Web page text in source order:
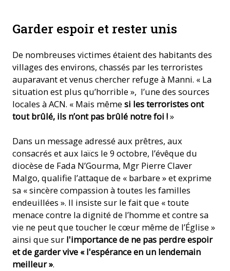
Garder espoir et rester unis
De nombreuses victimes étaient des habitants des
villages des environs, chassés par les terroristes
auparavant et venus chercher refuge à Manni. « La
situation est plus qu’horrible », l’une des sources
locales à ACN. « Mais même si les terroristes ont
tout brûlé, ils n’ont pas brûlé notre foi !»
Dans un message adressé aux prêtres, aux
consacrés et aux laïcs le 9 octobre, l’évêque du
diocèse de Fada N’Gourma, Mgr Pierre Claver
Malgo, qualifie l’attaque de « barbare » et exprime
sa « sincère compassion à toutes les familles
endeuillées ». Il insiste sur le fait que « toute
menace contre la dignité de l’homme et contre sa
vie ne peut que toucher le cœur même de l’Église »
ainsi que sur l'importance de ne pas perdre espoir
et de garder vive « l'espérance en un lendemain
meilleur ».